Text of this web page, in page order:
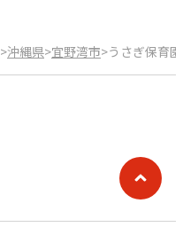
>沖縄県>宜野湾市>うさぎ保育園